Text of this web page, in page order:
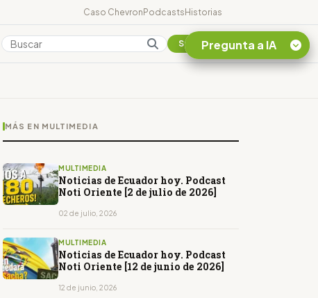
Caso ChevronPodcastsHistorias
Colombia Suscribirse
MÁS EN MULTIMEDIA
MULTIMEDIA
Noticias de Ecuador hoy. Podcast
Noti Oriente [2 de julio de 2026]
02 de julio, 2026
MULTIMEDIA
Noticias de Ecuador hoy. Podcast
Noti Oriente [12 de junio de 2026]
12 de junio, 2026
Pregunta a IA
¿En que consiste la